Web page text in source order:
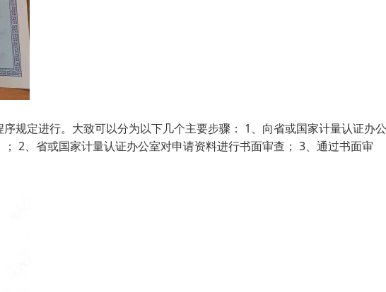
规定进行。大致可以分为以下几个主要步骤： 1、向省或国家计量认证办
2、省或国家计量认证办公室对申请资料进行书面审查； 3、通过书面审